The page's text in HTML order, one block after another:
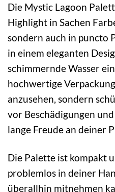
Die Mystic Lagoon
Highlight in Sachen
sondern auch in puncto
in einem eleganten
schimmernde Wasser
hochwertige
anzusehen, sondern
vor Beschädigungen
lange Freude an deiner
Die Palette ist kompakt
problemlos in deiner
überallhin mitnehmen